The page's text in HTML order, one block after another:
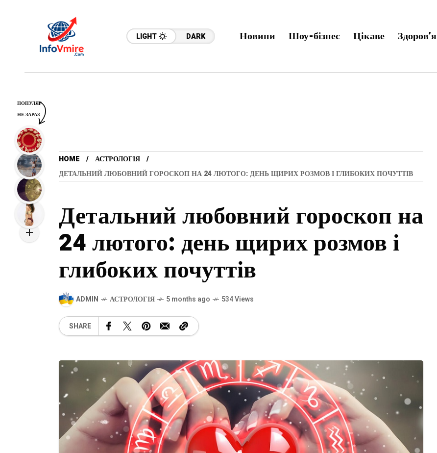
LIGHT DARK Новини Шоу-бізнес Цікаве Здоров’я
HOME
АСТРОЛОГІЯ
ДЕТАЛЬНИЙ ЛЮБОВНИЙ ГОРОСКОП НА 24 ЛЮТОГО: ДЕНЬ ЩИРИХ РОЗМОВ І ГЛИБОКИХ ПОЧУТТІВ
Детальний любовний гороскоп на
24 лютого: день щирих розмов і
глибоких почуттів
ADMIN АСТРОЛОГІЯ 5 months ago 534 Views
SHARE
ПОПУЛЯР
НЕ ЗАРАЗ